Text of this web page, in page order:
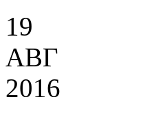
19
АВГ
2016